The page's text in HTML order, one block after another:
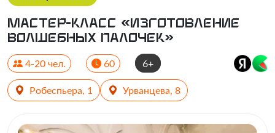
Мастер-класс «Изготовление
волшебных палочек»
4-20 чел. 60 6+
Робеспьера, 1 Урванцева, 8